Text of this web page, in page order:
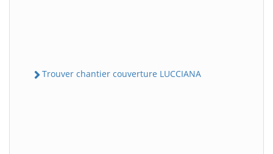
Trouver chantier couverture LUCCIANA